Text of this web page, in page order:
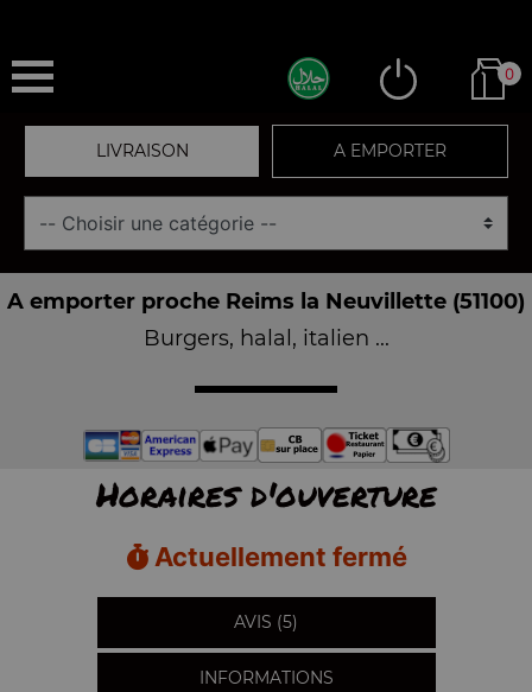
0
LIVRAISON A EMPORTER
A emporter proche Reims la Neuvillette (51100)
Burgers, halal, italien ...
Horaires d'ouverture
Actuellement fermé
AVIS (5)
INFORMATIONS